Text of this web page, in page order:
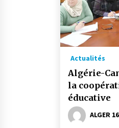
Actualités
Algérie-
la
éducative
ALGER